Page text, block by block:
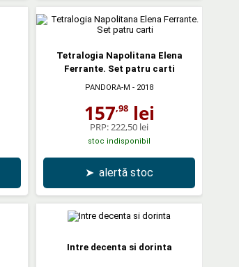
Tetralogia Napolitana Elena
Ferrante. Set patru carti
PANDORA-M - 2018
157,98lei
PRP: 222,50 lei
stoc indisponibil
➤ alertă stoc
Intre decenta si dorinta